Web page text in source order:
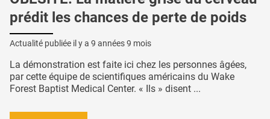
prédit les chances de perte de poids
Actualité publiée il y a 9 années 9 mois
La démonstration est faite ici chez les personnes âgées,
par cette équipe de scientifiques américains du Wake
Forest Baptist Medical Center. « Ils » disent ...